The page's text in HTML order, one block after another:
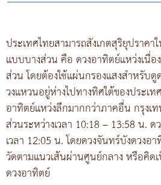
ประเทศไทยสามารถสังเกตสุริยุปราคา
แบบบางส่วน คือ ดวงอาทิตย์แหว่งเนื่อ
ส่วน โดยต้องใช้แผ่นกรองแสงสำหรับ
วงแหวนอยู่ห่างไปทางทิศใต้ของประเ
อาทิตย์แหว่งลึกมากกว่าภาคอื่น กรุงเ
ส่วนระหว่างเวลา 10:18 – 13:58 น.
เวลา 12:05 น. โดยดวงจันทร์บังดวง
วัดตามแนวเส้นผ่านศูนย์กลาง หรือคิ
ดวงอาทิตย์